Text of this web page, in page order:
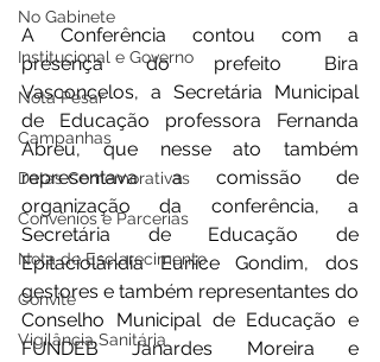
No Gabinete
Institucional e Governo
Nota Pesar
Campanhas
Datas Comemorativas
Convênios e Parcerias
Nota de Esclarecimento
Convite
Vigilância Sanitária
A Conferência contou com a
presença do prefeito Bira
Vasconcelos, a Secretária Municipal
de Educação professora Fernanda
Abreu, que nesse ato também
representava a comissão de
organização da conferência, a
Secretária de Educação de
Epitaciolândia Eunice Gondim, dos
gestores e também representantes do
Conselho Municipal de Educação e
FUNDEB Janardes Moreira e